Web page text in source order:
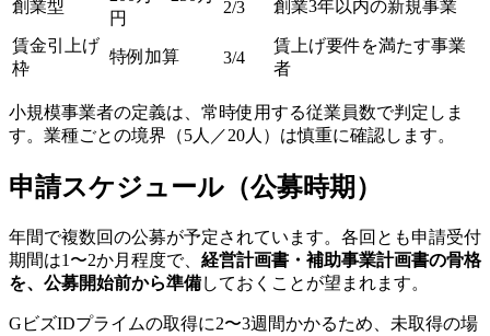
創業型
円
2/3 創業3年以内の新規事業
賃金引上げ
枠
特例加算 3/4
賃上げ要件を満たす事業
者
小規模事業者の定義は、常時使用する従業員数で判定しま
す。業種ごとの境界（5人／20人）は慎重に確認します。
申請スケジュール（公募時期）
年間で複数回の公募が予定されています。各回とも申請受付
期間は1〜2か月程度で、 経営計画書・補助事業計画書の骨格
を、公募開始前から準備しておくことが望まれます。
GビズIDプライムの取得に2〜3週間かかるため、未取得の場